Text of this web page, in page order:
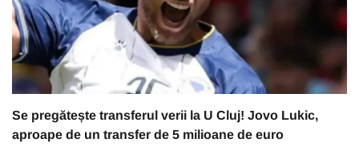
Se pregătește transferul verii la U Cluj! Jovo Lukic,
aproape de un transfer de 5 milioane de euro